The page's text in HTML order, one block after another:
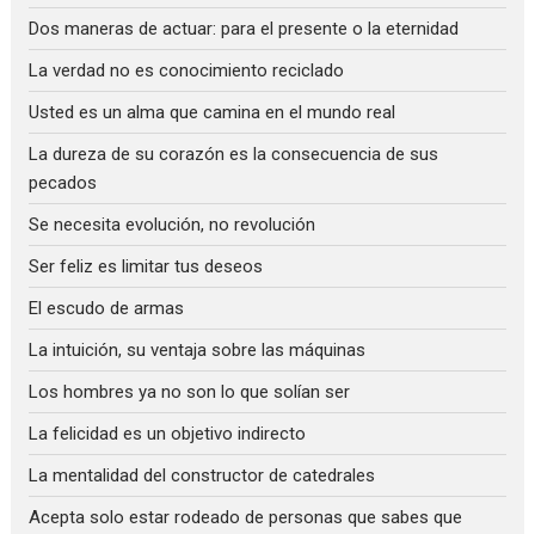
Dos maneras de actuar: para el presente o la eternidad
La verdad no es conocimiento reciclado
Usted es un alma que camina en el mundo real
La dureza de su corazón es la consecuencia de sus
pecados
Se necesita evolución, no revolución
Ser feliz es limitar tus deseos
El escudo de armas
La intuición, su ventaja sobre las máquinas
Los hombres ya no son lo que solían ser
La felicidad es un objetivo indirecto
La mentalidad del constructor de catedrales
Acepta solo estar rodeado de personas que sabes que